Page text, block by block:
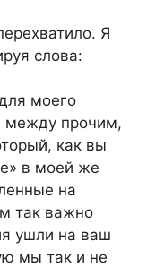
Я
слова:
моего
между прочим,
как вы
в моей же
на
так важно
ушли на ваш
мы так и не